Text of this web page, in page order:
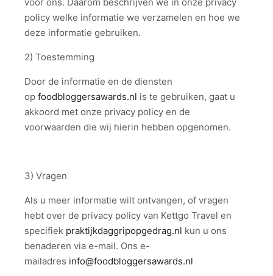
policy welke informatie we verzamelen en hoe we
deze informatie gebruiken.
2) Toestemming
Door de informatie en de diensten
op foodbloggersawards.nl is te gebruiken, gaat u
akkoord met onze privacy policy en de
voorwaarden die wij hierin hebben opgenomen.
3) Vragen
Als u meer informatie wilt ontvangen, of vragen
hebt over de privacy policy van Kettgo Travel en
specifiek praktijkdaggripopgedrag.nl kun u ons
benaderen via e-mail. Ons e-
mailadres info@foodbloggersawards.nl